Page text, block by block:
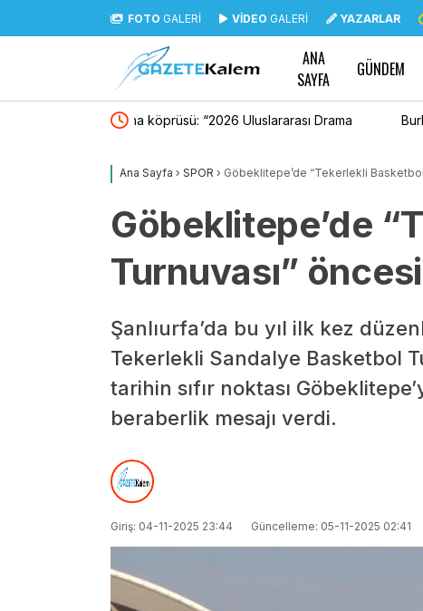
FOTO GALERİ VİDEO GALERİ YAZARLAR
ANA
SAYFA
GÜNDEM
Burhanettin Bulut: “Yeni nesil siyaset vatandaşın
Ana Sayfa › SPOR › Göbeklitepe’de “Tekerlekli
Göbeklitepe’de
Turnuvası”
Şanlıurfa’da bu yıl ilk kez
Tekerlekli Sandalye Basketbol
tarihin sıfır noktası
beraberlik mesajı verdi.
Giriş: 04-11-2025 23:44 Güncelleme: 05-11-2025 02:41